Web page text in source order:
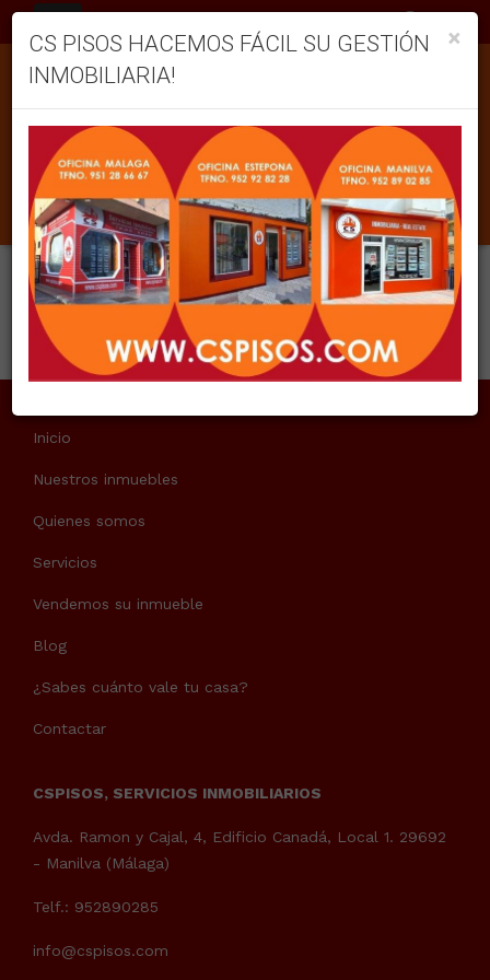
INMUEBLES EN VENTA EN
Filtrar Ordenar
0 inmuebles en total
Mostrar resultados 12
No se han encontrado resultados
Inicio
Nuestros inmuebles
Quienes somos
Servicios
Vendemos su inmueble
Blog
¿Sabes cuánto vale tu casa?
Contactar
CSPISOS, SERVICIOS INMOBILIARIOS
Avda. Ramon y Cajal, 4, Edificio Canadá, Local 1. 29692
- Manilva (Málaga)
Telf.: 952890285
info@cspisos.com
×
CS PISOS HACEMOS FÁCIL SU GESTIÓN
INMOBILIARIA!